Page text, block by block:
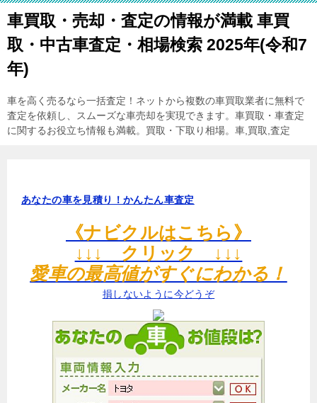
車買取・売却・査定の情報が満載 車買
取・中古車査定・相場検索 2025年(令和7
年)
車を高く売るなら一括査定！ネットから複数の車買取業者に無料で
査定を依頼し、スムーズな車売却を実現できます。車買取・車査定
に関するお役立ち情報も満載。買取・下取り相場。車,買取,査定
あなたの車を見積り！かんたん車査定
《ナビクルはこちら》
↓↓↓ クリック ↓↓↓
愛車の最高値がすぐにわかる！
損しないように今どうぞ